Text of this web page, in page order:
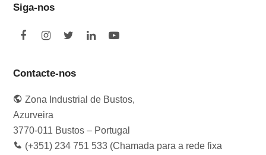
Siga-nos
F
e
o
o
k
I
t
g
r
a
m
T
t
e
r
L
d
I
Y
e
Contacte-nos
Zona Industrial de Bustos,
Azurveira
3770-011 Bustos – Portugal
(+351) 234 751 533 (Chamada para a rede fixa